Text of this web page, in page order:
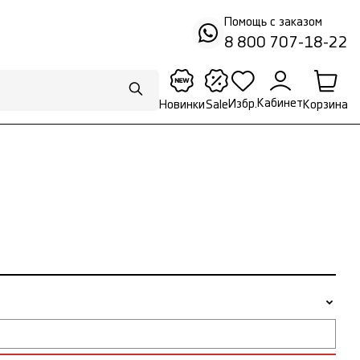
Помощь с заказом
8 800 707-18-22
НовинкиSale Избр. Кабинет Корзина